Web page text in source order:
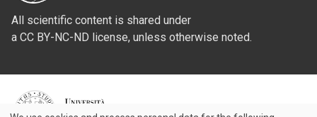
All scientific content is shared under
a CC BY-NC-ND license, unless otherwise noted.